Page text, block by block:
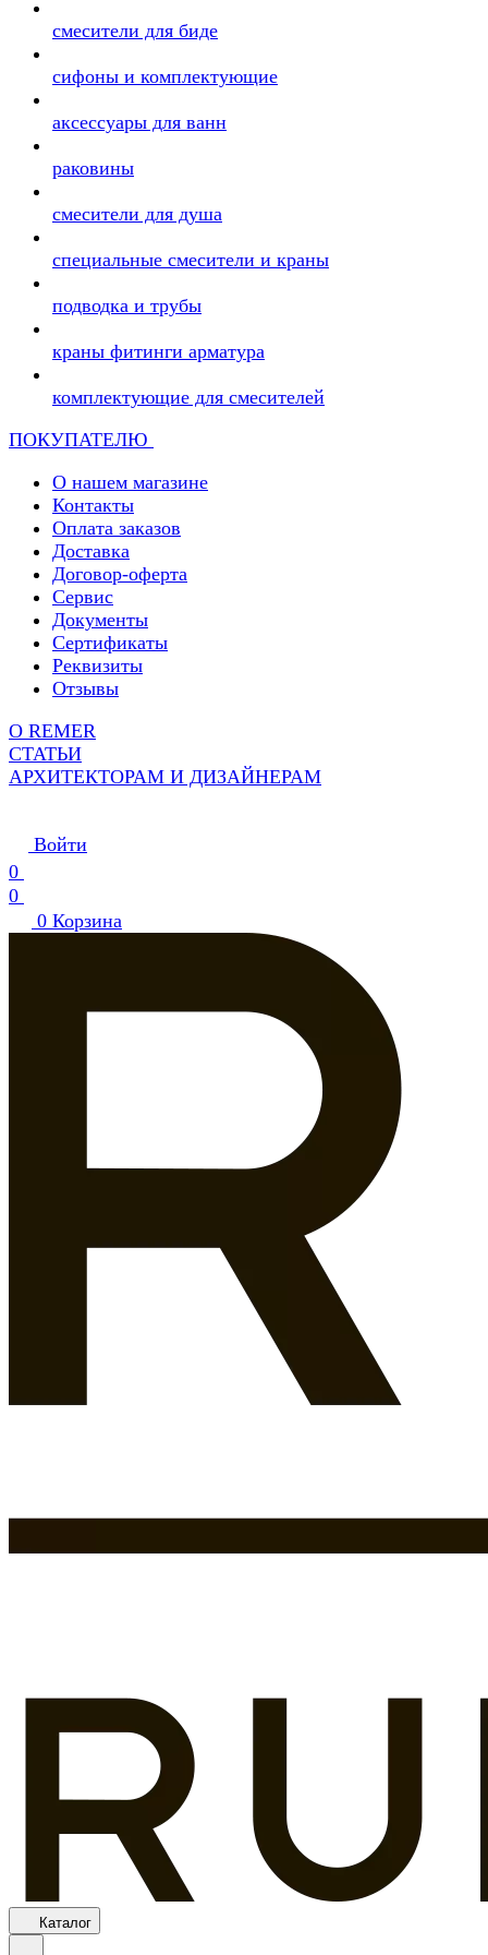
смесители для биде
сифоны и комплектующие
аксессуары для ванн
раковины
смесители для душа
специальные смесители и краны
подводка и трубы
краны фитинги арматура
комплектующие для смесителей
ПОКУПАТЕЛЮ
О нашем магазине
Контакты
Оплата заказов
Доставка
Договор-оферта
Сервис
Документы
Сертификаты
Реквизиты
Отзывы
О REMER
СТАТЬИ
АРХИТЕКТОРАМ И ДИЗАЙНЕРАМ
Войти
0
0
0 Корзина
Каталог